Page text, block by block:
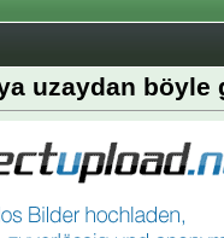
uzaydan böyle